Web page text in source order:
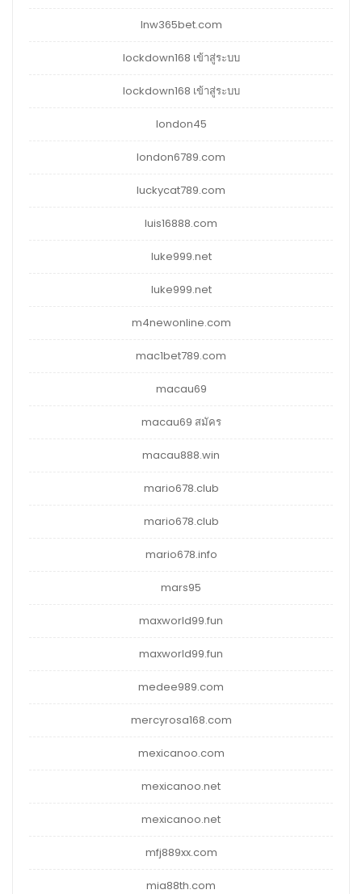
lnw365bet.com
lockdown168 เข้าสู่ระบบ
lockdown168 เข้าสู่ระบบ
london45
london6789.com
luckycat789.com
luis16888.com
luke999.net
luke999.net
m4newonline.com
mac1bet789.com
macau69
macau69 สมัคร
macau888.win
mario678.club
mario678.club
mario678.info
mars95
maxworld99.fun
maxworld99.fun
medee989.com
mercyrosa168.com
mexicanoo.com
mexicanoo.net
mexicanoo.net
mfj889xx.com
mia88th.com